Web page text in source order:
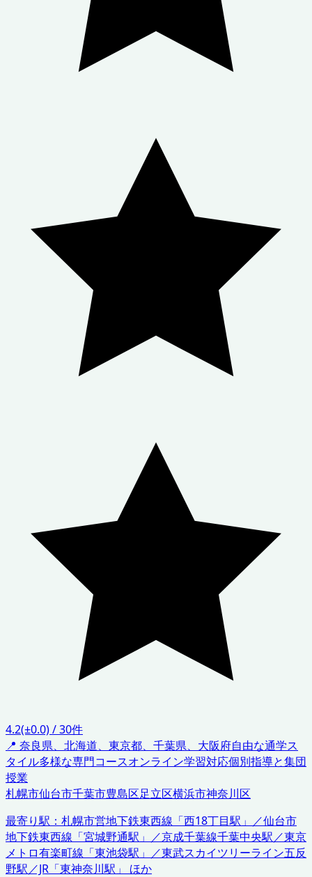
4.2(±0.0)/30件
📍 奈良県、北海道、東京都、千葉県、大阪府自由な通学ス
タイル多様な専門コースオンライン学習対応個別指導と集団
授業
札幌市仙台市千葉市豊島区足立区横浜市神奈川区
最寄り駅： 札幌市営地下鉄東西線「西18丁目駅」／仙台市
地下鉄東西線「宮城野通駅」／京成千葉線千葉中央駅／東京
メトロ有楽町線「東池袋駅」／東武スカイツリーライン五反
野駅／JR「東神奈川駅」 ほか